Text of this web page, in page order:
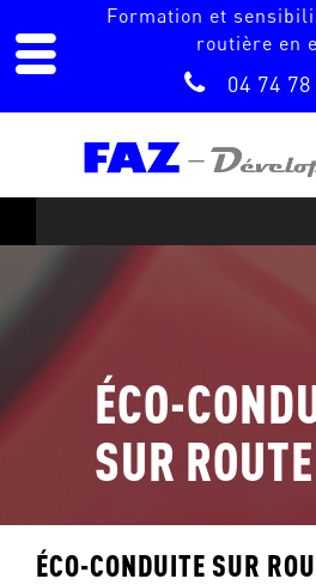
Formation et
routière en
04 74
ÉCO-
SUR ROUTE
ÉCO-CONDUITE SUR